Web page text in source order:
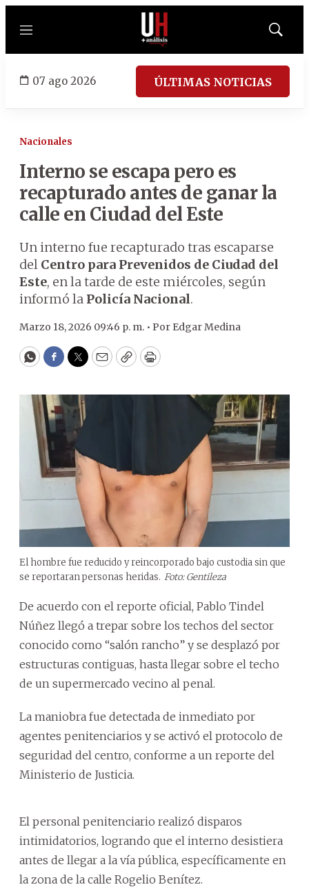
Menú
Mostrar
07 ago 2026 ÚLTIMAS NOTICIAS
Nacionales
Interno se escapa pero es
recapturado antes de ganar la
calle en Ciudad del Este
Un interno fue recapturado tras escaparse
del Centro para Prevenidos de Ciudad del
Este, en la tarde de este miércoles, según
informó la Policía Nacional.
Marzo 18, 2026 09:46 p. m. • Por Edgar Medina
WhatsApp
Facebook
Twitter
EmailCopyPrint
El hombre fue reducido y reincorporado bajo custodia sin que
se reportaran personas heridas. Foto: Gentileza
De acuerdo con el reporte oficial, Pablo Tindel
Núñez llegó a trepar sobre los techos del sector
conocido como “salón rancho” y se desplazó por
estructuras contiguas, hasta llegar sobre el techo
de un supermercado vecino al penal.
La maniobra fue detectada de inmediato por
agentes penitenciarios y se activó el protocolo de
seguridad del centro, conforme a un reporte del
Ministerio de Justicia.
El personal penitenciario realizó disparos
intimidatorios, logrando que el interno desistiera
antes de llegar a la vía pública, específicamente en
la zona de la calle Rogelio Benítez.